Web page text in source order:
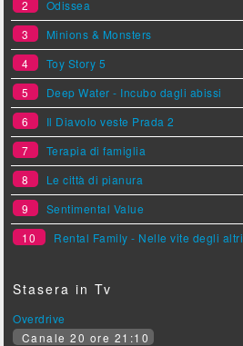
2
Odissea
3
Minions & Monsters
4
Toy Story 5
5
Deep Water - Incubo dagli abissi
6
Il Diavolo veste Prada 2
7
Terapia di famiglia
8
Le città di pianura
9
Sentimental Value
10
Rental Family - Nelle vite degli altri
Stasera in Tv
Overdrive
Canale 20 ore 21:10